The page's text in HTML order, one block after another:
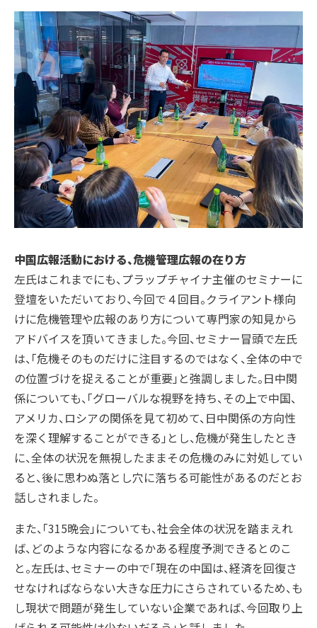
沿革
コーポレートガバナンス
プラップジャパンの書籍
受賞歴
中国広報活動における、危機管理広報の在り方
左氏はこれまでにも、プラップチャイナ主催のセミナーに
登壇をいただいており、今回で４回目。クライアント様向
けに危機管理や広報のあり方について専門家の知見から
アドバイスを頂いてきました。今回、セミナー冒頭で左氏
は、「危機そのものだけに注目するのではなく、全体の中で
の位置づけを捉えることが重要」と強調しました。日中関
係についても、「グローバルな視野を持ち、その上で中国、
アメリカ、ロシアの関係を見て初めて、日中関係の方向性
を深く理解することができる」とし、危機が発生したとき
に、全体の状況を無視したままその危機のみに対処してい
ると、後に思わぬ落とし穴に落ちる可能性があるのだとお
話しされました。
また、「315晩会」についても、社会全体の状況を踏まえれ
ば、どのような内容になるかある程度予測できるとのこ
と。左氏は、セミナーの中で「現在の中国は、経済を回復さ
せなければならない大きな圧力にさらされているため、も
し現状で問題が発生していない企業であれば、今回取り上